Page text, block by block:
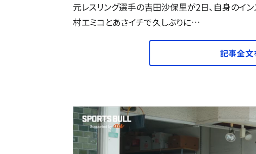
元レスリング選手の吉田沙保里が2日、自身のイ
村エミコとあさイチで久しぶりに…
記事全文